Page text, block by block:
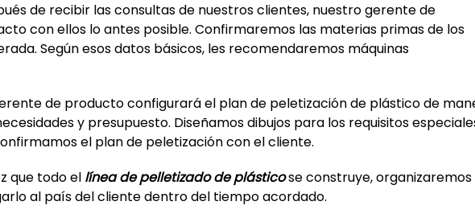
de recibir las consultas de nuestros clientes, nuestro gerente de
con ellos lo antes posible. Confirmaremos las materias primas de los
Según esos datos básicos, les recomendaremos máquinas
de producto configurará el plan de peletización de plástico de
y presupuesto. Diseñamos dibujos para los requisitos
el plan de peletización con el cliente.
que todo el línea de pelletizado de plásticose construye, organizaremos
al país del cliente dentro del tiempo acordado.